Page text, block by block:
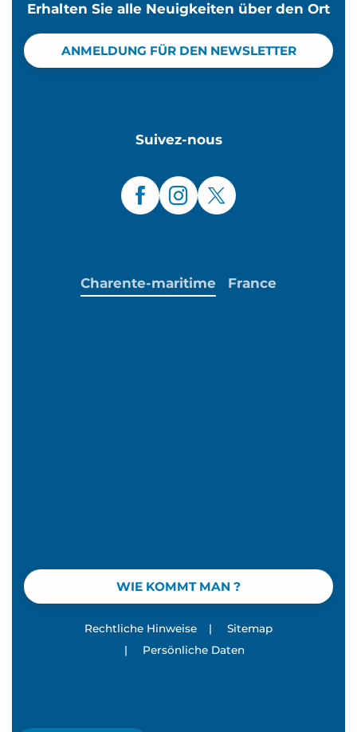
Erhalten Sie alle Neuigkeiten über den Ort
ANMELDUNG FÜR DEN NEWSLETTER
Suivez-nous
WIE KOMMT MAN ?
Charente-maritime France
Rechtliche Hinweise |
Sitemap
|
Persönliche Daten